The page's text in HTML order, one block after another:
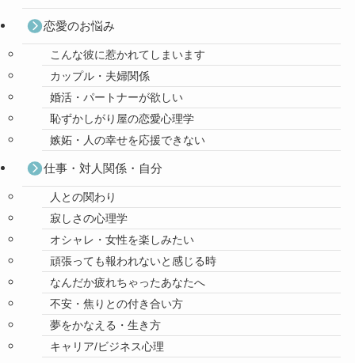
恋愛のお悩み
こんな彼に惹かれてしまいます
カップル・夫婦関係
婚活・パートナーが欲しい
恥ずかしがり屋の恋愛心理学
嫉妬・人の幸せを応援できない
仕事・対人関係・自分
人との関わり
寂しさの心理学
オシャレ・女性を楽しみたい
頑張っても報われないと感じる時
なんだか疲れちゃったあなたへ
不安・焦りとの付き合い方
夢をかなえる・生き方
キャリア/ビジネス心理